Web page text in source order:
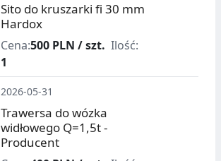
Sito do kruszarki fi 30 mm
Hardox
Cena:500 PLN / szt. Ilość:
1
2026-05-31
Trawersa do wózka
widłowego Q=1,5t -
Producent